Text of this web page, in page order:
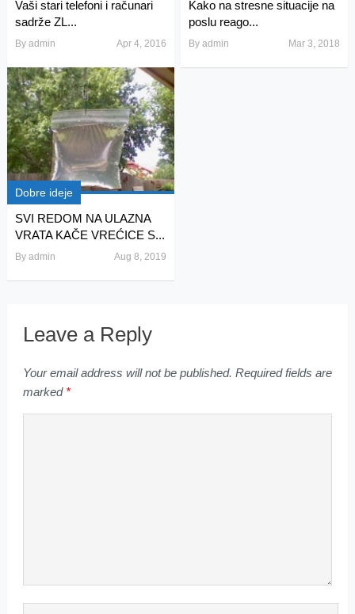
Vaši stari telefoni i računari
sadrže ZL...
By admin Apr 4, 2016
Kako na stresne situacije na
poslu reago...
Byadmin Mar 3, 2018
Dobre ideje
SVI REDOM NA ULAZNA
VRATA KAČE VREĆICE S...
By admin Aug 8, 2019
Leave a Reply
Your email address will not be published. Required fields are
marked *